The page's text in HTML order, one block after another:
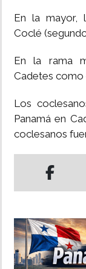
En la mayor,
Coclé
En la rama
Cadetes como
Los
Panamá en
coclesanos